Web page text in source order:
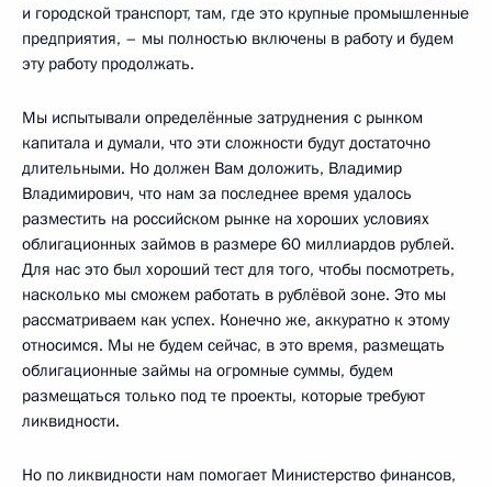
и городской транспорт, там, где это крупные промышленные
предприятия, – мы полностью включены в работу и будем
эту работу продолжать.
Мы испытывали определённые затруднения с рынком
капитала и думали, что эти сложности будут достаточно
длительными. Но должен Вам доложить, Владимир
Владимирович, что нам за последнее время удалось
разместить на российском рынке на хороших условиях
облигационных займов в размере 60 миллиардов рублей.
Для нас это был хороший тест для того, чтобы посмотреть,
насколько мы сможем работать в рублёвой зоне. Это мы
рассматриваем как успех. Конечно же, аккуратно к этому
относимся. Мы не будем сейчас, в это время, размещать
облигационные займы на огромные суммы, будем
размещаться только под те проекты, которые требуют
ликвидности.
Но по ликвидности нам помогает Министерство финансов,